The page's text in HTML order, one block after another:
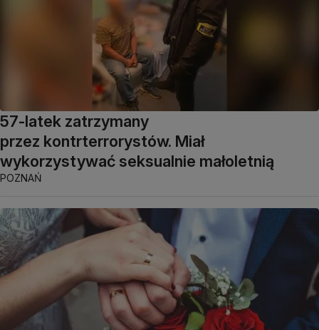
57-latek zatrzymany
przez kontrterrorystów. Miał
wykorzystywać seksualnie małoletnią
POZNAŃ